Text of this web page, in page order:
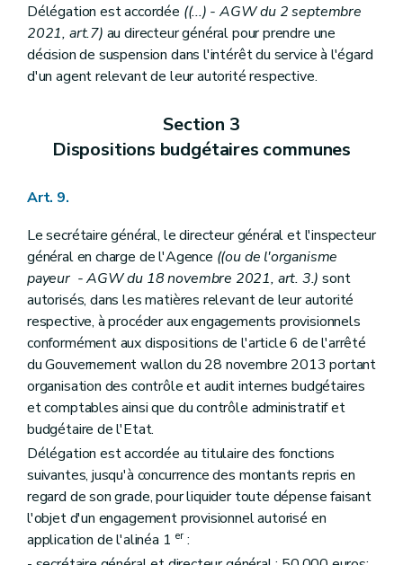
Délégation est accordée ((...) - AGW du 2 septembre
2021, art.7) au directeur général pour prendre une
décision de suspension dans l'intérêt du service à l'égard
d'un agent relevant de leur autorité respective.
Section 3
Dispositions budgétaires communes
Art. 9.
Le secrétaire général, le directeur général et l'inspecteur
général en charge de l'Agence ((ou de l'organisme
payeur - AGW du 18 novembre 2021, art. 3.) sont
autorisés, dans les matières relevant de leur autorité
respective, à procéder aux engagements provisionnels
conformément aux dispositions de l'article 6 de l'arrêté
du Gouvernement wallon du 28 novembre 2013 portant
organisation des contrôle et audit internes budgétaires
et comptables ainsi que du contrôle administratif et
budgétaire de l'Etat.
Délégation est accordée au titulaire des fonctions
suivantes, jusqu'à concurrence des montants repris en
regard de son grade, pour liquider toute dépense faisant
l'objet d'un engagement provisionnel autorisé en
application de l'alinéa 1 er: